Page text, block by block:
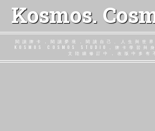
Kosmos.
閱讀牌卡，閱讀夢境，閱讀自己、人生與世
KOSMOS COSMOS STUDIO，牌卡學習與
文陸續修訂中，改版中多有